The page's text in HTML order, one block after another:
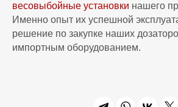
весовыбойные установки нашего
Именно опыт их успешной
решение по закупке наших
импортным оборудованием.